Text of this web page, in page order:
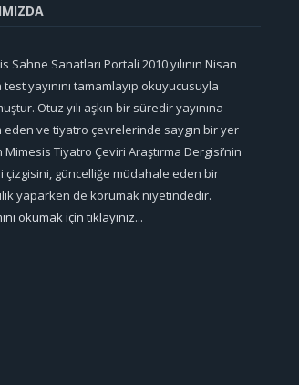
Sahne Sanatları Portali 2010 yılının Nisan
test yayınını tamamlayıp okuyucusuyla
Otuz yılı aşkın bir süredir yayınına
eden ve tiyatro çevrelerinde saygın bir yer
Mimesis Tiyatro Çeviri Araştırma Dergisi’nin
çizgisini, güncelliğe müdahale eden bir
yaparken de korumak niyetindedir.
okumak için tıklayınız...